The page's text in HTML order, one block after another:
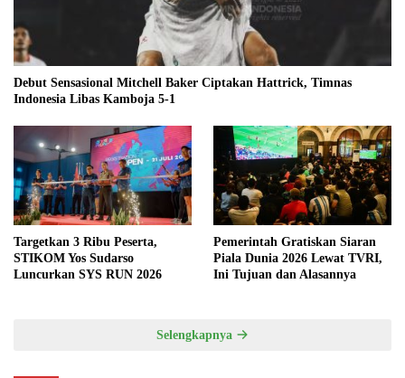
Debut Sensasional Mitchell Baker Ciptakan Hattrick, Timnas
Indonesia Libas Kamboja 5-1
Targetkan 3 Ribu Peserta,
STIKOM Yos Sudarso
Luncurkan SYS RUN 2026
Pemerintah Gratiskan Siaran
Piala Dunia 2026 Lewat TVRI,
Ini Tujuan dan Alasannya
Selengkapnya